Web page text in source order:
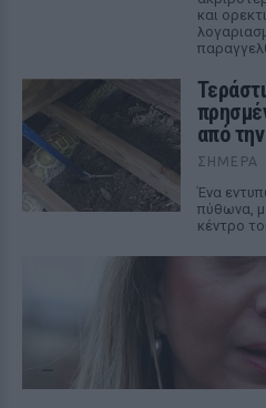
και
από
ΣΉΜΕΡΑ
Ένα
πύθωνα,
κέντρο